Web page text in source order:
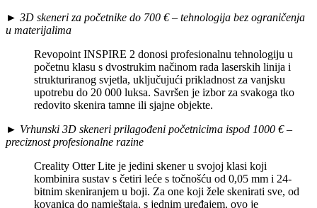
► 3D skeneri za početnike do 700 € – tehnologija bez ograničenja
u materijalima
Revopoint INSPIRE 2 donosi profesionalnu tehnologiju u
početnu klasu s dvostrukim načinom rada laserskih linija i
strukturiranog svjetla, uključujući prikladnost za vanjsku
upotrebu do 20 000 luksa. Savršen je izbor za svakoga tko
redovito skenira tamne ili sjajne objekte.
► Vrhunski 3D skeneri prilagođeni početnicima ispod 1000 € –
preciznost profesionalne razine
Creality Otter Lite je jedini skener u svojoj klasi koji
kombinira sustav s četiri leće s točnošću od 0,05 mm i 24-
bitnim skeniranjem u boji. Za one koji žele skenirati sve, od
kovanica do namještaja, s jednim uređajem, ovo je